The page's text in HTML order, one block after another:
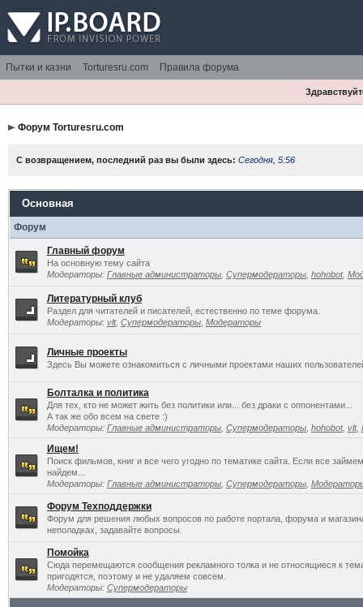
Пытки и казни Torturesru.com Правила форума
Форум Torturesru.com
С возвращением, последний раз вы были здесь: Сегодня, 5:56
Основная
Форум
Главный форум
На основную тему сайта
Модераторы: Главные администраторы, Супермодераторы, hohobot,
Литературный клуб
Раздел для читателей и писателей, естественно по теме форума.
Модераторы: vlt, Супермодераторы, Модераторы
Личные проекты
Здесь Вы можете ознакомиться с личными проектами наших
Болталка и политика
Для тех, кто не может жить без политики или... без драки с оппонентами...
А так же обо всем на свете :)
Модераторы: Главные администраторы, Супермодераторы, hohobot, vlt,
Ищем!
Поиск фильмов, книг и все чего угодно по тематике сайта. Если все
найдем...
Модераторы: Главные администраторы, Супермодераторы,
Форум Техподдержки
Форум для решения любых вопросов по работе портала, форума и
неполадках, задавайте вопросы.
Помойка
Сюда перемещаются сообщения рекламного толка и не относящиеся к
пригодятся, поэтому и не удаляем совсем.
Модераторы: Супермодераторы